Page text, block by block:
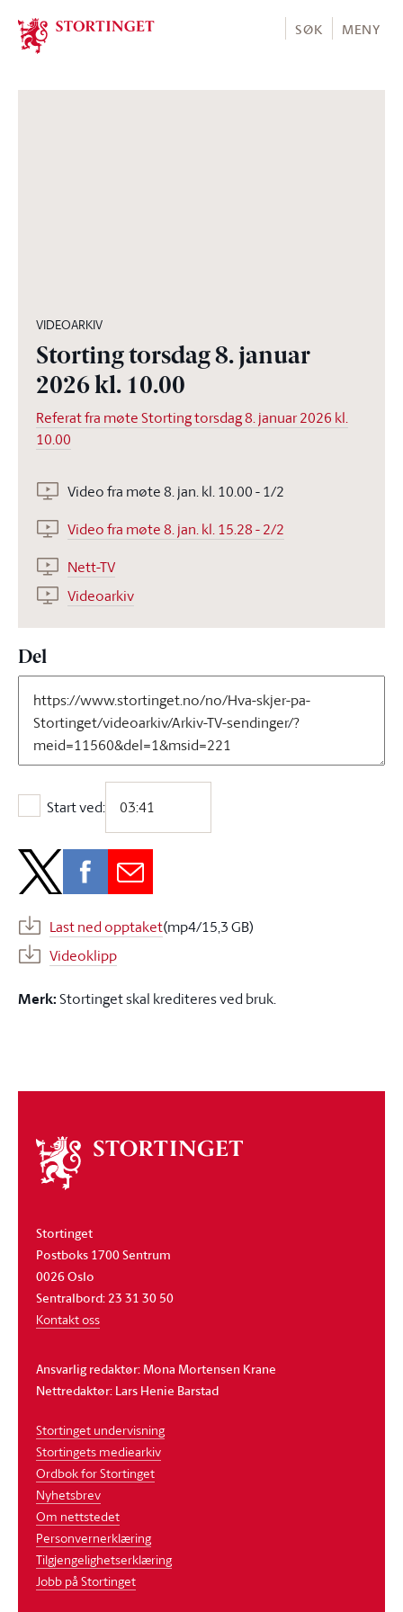
Stortinget.no
SØK MENY
VIDEOARKIV
Storting torsdag 8. januar
2026 kl. 10.00
Referat fra møte Storting torsdag 8. januar 2026 kl.
10.00
Video fra møte 8. jan. kl. 10.00 - 1/2
Video fra møte 8. jan. kl. 15.28 - 2/2
Nett-TV
Videoarkiv
Del
Start ved:
Start ved:
Last ned opptaket(mp4/15,3 GB)
Videoklipp
Merk:Stortinget skal krediteres ved bruk.
Om
stortinget
Stortinget
Postboks 1700 Sentrum
0026 Oslo
Sentralbord: 23 31 30 50
Kontakt oss
Ansvarlig redaktør: Mona Mortensen Krane
Nettredaktør: Lars Henie Barstad
Stortinget undervisning
Stortingets mediearkiv
Ordbok for Stortinget
Nyhetsbrev
Om nettstedet
Personvernerklæring
Tilgjengelighetserklæring
Jobb på Stortinget